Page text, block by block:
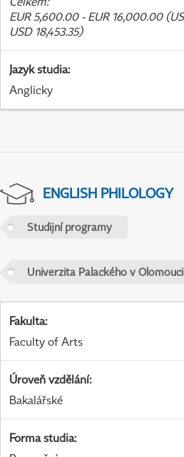
EUR 5,600.00 - EUR 16,000.00
USD 18,453.35)
Jazyk studia:
Anglicky
ENGLISH PHILOLOGY
Studijní programy
Univerzita Palackého v Olomouci
Fakulta:
Faculty of Arts
Úroveň vzdělání:
Bakalářské
Forma studia: